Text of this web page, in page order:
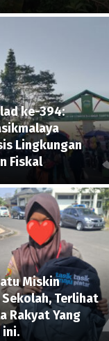
ke-394:
Lingkungan
Fiskal
Miskin
Terlihat
Rakyat Yang
ini.